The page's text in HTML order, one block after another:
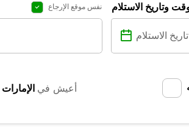
نفس موقع الإرجاع وتاريخ الاستلام
أعيش في